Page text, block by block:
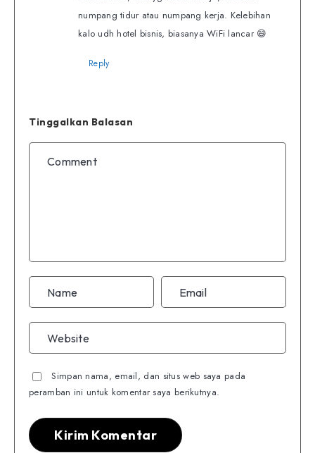
numpang tidur atau numpang kerja. Kelebihan
kalo udh hotel bisnis, biasanya WiFi lancar 😄
Reply
Tinggalkan Balasan
Simpan nama, email, dan situs web saya pada
peramban ini untuk komentar saya berikutnya.